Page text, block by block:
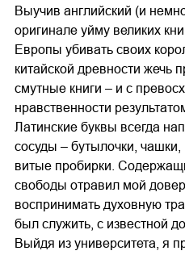
Выучив английский (и
оригинале уйму великих
Европы убивать своих
китайской древности жечь
смутные книги – и с
нравственности
Латинские буквы всегда
сосуды – бутылочки, чашки,
витые пробирки.
свободы отравил мой
воспринимать духовную
был служить, с известной
Выйдя из университета, я